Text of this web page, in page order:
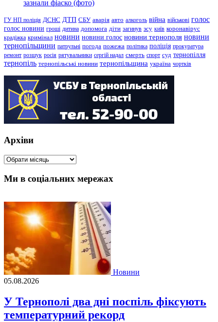
зазнали фіаско (фото)
ГУ НП поліція ДСНС ДТП СБУ аварія авто алкоголь війна військові голос
голос новини гроші дитина допомога діти загинув зсу київ коронавірус
крадіжка кримінал новини новини голос новини тернополя новини
тернопільщини патрульні погода пожежа політика поліція прокуратура
ремонт розшук росія рятувальники сергій надал смерть спорт суд тернопілля
тернопіль тернопільські новини тернопільщина україна чортків
Архіви
Архіви
Ми в соціальних мережах
Новини
05.08.2026
У Тернополі два дні поспіль фіксують
температурний рекорд